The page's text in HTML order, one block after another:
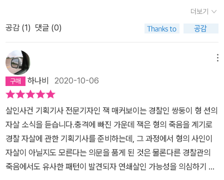
음에 이른다. 얼마 후 워런이 넉살 좋게 잭에게 인터뷰 요청을 한다.
잭은 동업자 의식을 발휘해 그의 요청에 응해준다. 헤어질 때 워런은
잭에게 기삿거리를 가로챈 것을 사과하며 자신에게 정보를 준 것이
누군지는 밝힐 수 없지만 적어도 소슨이 아니라는 것만은 밝힐 수 있
다며 떠나간다.잭의 머리속에서 시계가 거꾸로 돌아가며 퍼즐 조각들
이 맞춰지기 시작한다. 소슨이 자신의 방에서 워런에게 전화를 걸지
않았다면 그럴 수 있는 기회가 있었던 것은 레이철 뿐이었다. 잭은 그
날 소슨의 방에서 걸려간 전화 번호 모두를 조사한다. 그리고 글래든
이 드나들었던 아동성애자들의 인터넷 사이트 접속 번호가 그 안에
들어 있음을 알게 되고, 레이철이 어린 시절 아버지에게 성적 학대를
당했다는 사실도 알게 된다. 그녀의 방에서 본 달력의 휴가기간과 경
찰관이 살해된 기간이 일치하는 점 등 모든 것들이 글래든의 뒤에 숨
가?‘시인’이라는 설정도 아쉽다. 포우의 시를 현장에 남기는 살인마
라니 얼마나 흥미로운가? 그런데 시에 대한 충분한 설명도, 그럴듯한
의미가 없다. 포우가 이 작품을 읽는다면, 왜 자기 시를 작품 속에 구
겨넣을까?하고 궁금해 할 것이다. 주인공 존 매커보이의 쌍둥이 형,
숀 매커보이와 살인마 사이에 어떤 일이 있었는지도 불분명하다. 아
니 두 사람이 꼭 쌍둥이로 설정할 필요가 있을까?라는 의문도 생긴
다. 이 두 가지가 독자들을 초반에 강력하게 잡아끄는 요인이라는 걸
생각하면 더욱 더 개운치 않다.기대를 너무 많이 했던 탓일까? 재미
있으면 그만이지 너무 불평이 많은가? 그래도 눈에 거슬리는 건 거슬
리는 거다. 최고라는 말이나 역작이라는 말이 홍보 문구가 아닌 자명
한 사실로 다가오기에는 여러모로 부족하다.
BI와 협력하게 된 잭 매커보이는 유력한 용의자를 찾아내게 되는데...
<시인>을 읽으면서 독특하다 싶었던 점은 잭 매커보이를 전혀 미화
기기까지 한 여타 다른 스릴러와는 다르게, 잭 매커보이는 어딘가 야
비하다. 그가 기자이기 때문에 이런 설정은 무척 현실감있다는 생각
이 들었다.형의 죽음을 슬퍼하고 그 죽음에 얽힌 정의를 실현시키고
자 하면서도, 한편으로는 기자적인 욕심에 가득차서 이 사건이 자신
에게 얼마나 많은 돈을 벌어다 줄수 있는지 계산하고 있는 남자. 완벽
하게 계산하고 있다고 생각했고, 적절히 사람을 이용하고 있다고 생
각했는데, 뒷통수 맞고 뒤늦게 후회하는 남자.이런 남자가 잭 매커보
이인데, 여타 다른 크라임 스릴러들에서 주인공을 미화시켜 초인적
존재로 만드는 것과 달라서 오히려 이런 야비하고 냉정한 현실감이
더보기
공감 (1) 댓글 (0)
하나비 2020-10-06
살인사건 기획기사 전문기자인 잭 매커보이는 경찰인 쌍둥이 형 션의
자살 소식을 듣습니다.충격에 빠진 가운데 잭은 형의 죽음을 계기로
경찰 자살에 관한 기획기사를 준비하는데, 그 과정에서 형의 사인이
자살이 아닐지도 모른다는 의문을 품게 된 것은 물론다른 경찰관의
죽음에서도 유사한 패턴이 발견되자 연쇄살인 가능성을 의심하기 시